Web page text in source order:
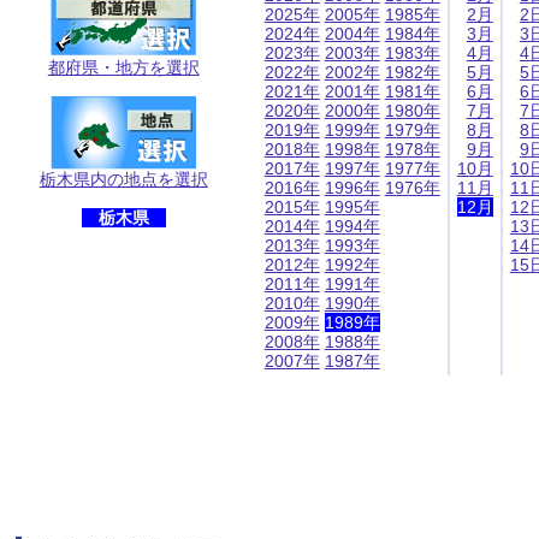
都府県・地方を選択
栃木県内の地点を選択
栃木県
2025年
2024年
2023年
2022年
2021年
2020年
2019年
2018年
2017年
2016年
2015年
2014年
2013年
2012年
2011年
2010年
2009年
2008年
2007年
2005年
2004年
2003年
2002年
2001年
2000年
1999年
1998年
1997年
1996年
1995年
1994年
1993年
1992年
1991年
1990年
1989年
1988年
1987年
1985年
1984年
1983年
1982年
1981年
1980年
1979年
1978年
1977年
1976年
2月
3月
4月
5月
6月
7月
8月
9月
10月
11月
12月
2
3
4
5
6
7
8
9
10
11
12
13
14
15